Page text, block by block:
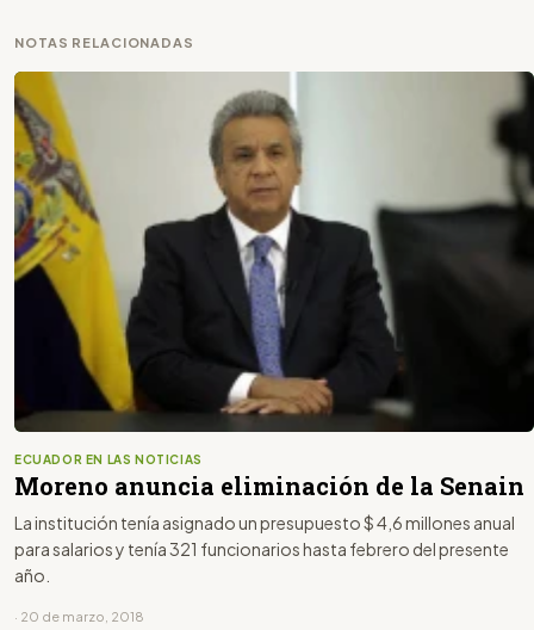
NOTAS RELACIONADAS
ECUADOR EN LAS NOTICIAS
Moreno anuncia eliminación de la Senain
La institución tenía asignado un presupuesto $ 4,6 millones anual
para salarios y tenía 321 funcionarios hasta febrero del presente
año.
· 20 de marzo, 2018